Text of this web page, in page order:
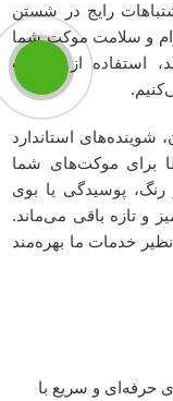
رایج در شستن
و سلامت موکت شما
استفاده از خدمات
شوینده‌های استاندارد
برای موکت‌های شما
رنگ، پوسیدگی یا بوی
و تازه باقی می‌ماند.
خدمات ما بهره‌مند
حرفه‌ای و سریع با